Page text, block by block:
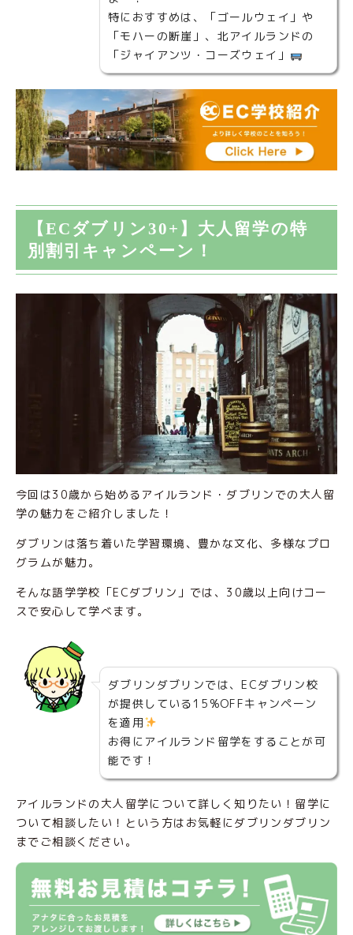
特におすすめは、「ゴールウェイ」や
「モハーの断崖」、北アイルランドの
「ジャイアンツ・コーズウェイ」
【ECダブリン30+】大人留学の特
別割引キャンペーン！
今回は30歳から始めるアイルランド・ダブリンでの大人留
学の魅力をご紹介しました！
ダブリンは落ち着いた学習環境、豊かな文化、多様なプロ
グラムが魅力。
そんな語学学校「ECダブリン」では、30歳以上向けコー
スで安心して学べます。
ダブリンダブリンでは、ECダブリン校
が提供している15%OFFキャンペーン
を適用
お得にアイルランド留学をすることが可
能です！
アイルランドの大人留学について詳しく知りたい！留学に
ついて相談したい！という方はお気軽にダブリンダブリン
までご相談ください。